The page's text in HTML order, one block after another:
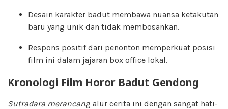
Desain karakter badut membawa nuansa ketakutan
baru yang unik dan tidak membosankan.
Respons positif dari penonton memperkuat posisi
film ini dalam jajaran box office lokal.
Kronologi Film Horor Badut Gendong
Sutradara merancang alur cerita ini dengan sangat hati-